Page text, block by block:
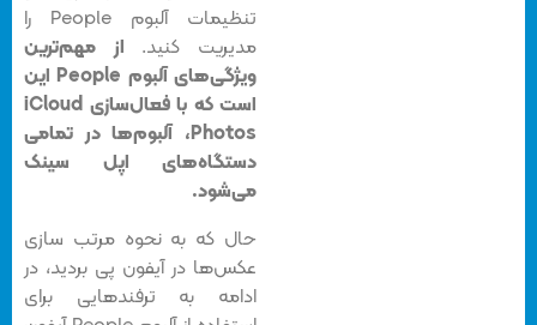
تنظیمات آلبوم People را
مدیریت کنید.از مهم‌ترین
ویژگی‌های آلبوم People این
است که با فعال‌سازی iCloud
Photos، آلبوم‌ها در تمامی
دستگاه‌های اپل سینک
می‌شود.
حال که به نحوه مرتب سازی
عکس‌ها در آیفون پی بردید، در
ادامه به ترفندهایی برای